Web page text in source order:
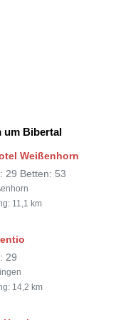
um Bibertal
Weißenhorn
29 Betten: 53
11,1 km
29
14,2 km